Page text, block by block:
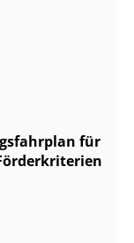
für